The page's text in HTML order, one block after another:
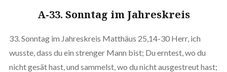
A-33. Sonntag im Jahreskreis
33. Sonntag im Jahreskreis Matthäus 25,14-30 Herr, ich
wusste, dass du ein strenger Mann bist; Du erntest, wo du
nicht gesät hast, und sammelst, wo du nicht ausgestreut hast;